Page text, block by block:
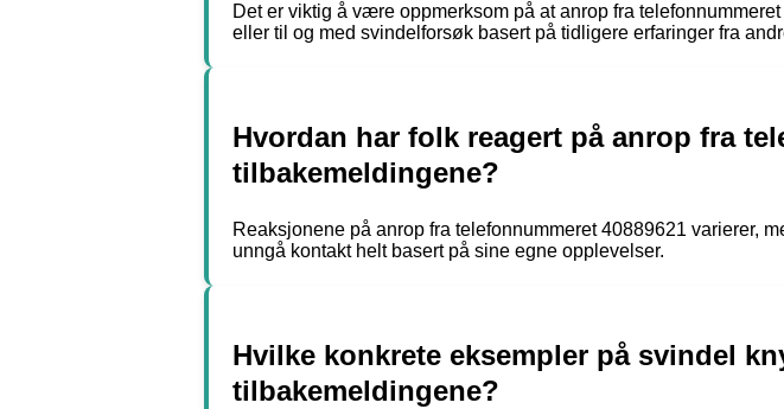
Det er viktig å være oppmerksom på at anrop fra
eller til og med svindelforsøk basert på tidligere erfaringer fra
Hvordan har folk reagert på anrop fra
tilbakemeldingene?
Reaksjonene på anrop fra telefonnummeret 40889621 varierer,
unngå kontakt helt basert på sine egne opplevelser.
Hvilke konkrete eksempler på svindel
tilbakemeldingene?